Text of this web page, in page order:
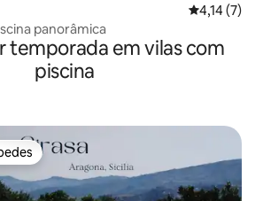
4,14 de
4,14 (7)
panorâmica
temporada em vilas com
piscina